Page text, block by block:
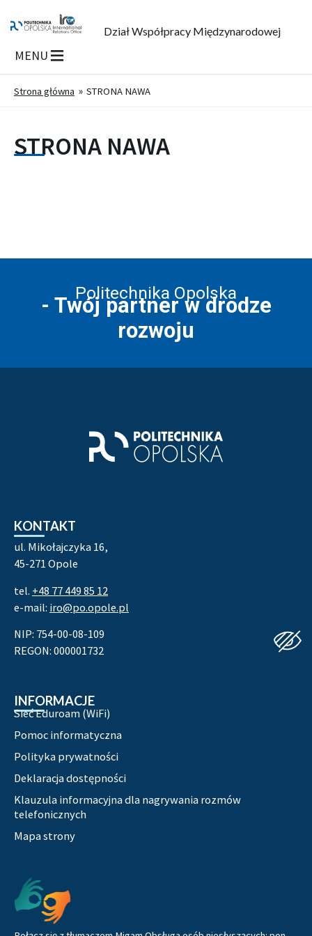
Dział Współpracy Międzynarodowej
MENU
Strona główna STRONA NAWA
STRONA NAWA
Politechnika Opolska
- Twój partner w drodze
rozwoju
KONTAKT
ul. Mikołajczyka 16,
45-271 Opole
tel. +48 77 449 85 12
e-mail: iro@po.opole.pl
NIP: 754-00-08-109
REGON: 000001732
INFORMACJE
Sieć Eduroam (WiFi)
Pomoc informatyczna
Polityka prywatności
Deklaracja dostępności
Klauzula informacyjna dla nagrywania rozmów
telefonicznych
Mapa strony
Pozostałe